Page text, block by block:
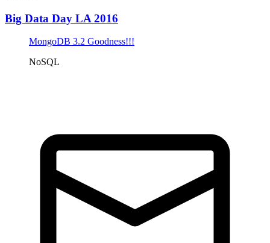
Big Data Day LA 2016
MongoDB 3.2 Goodness!!!
NoSQL